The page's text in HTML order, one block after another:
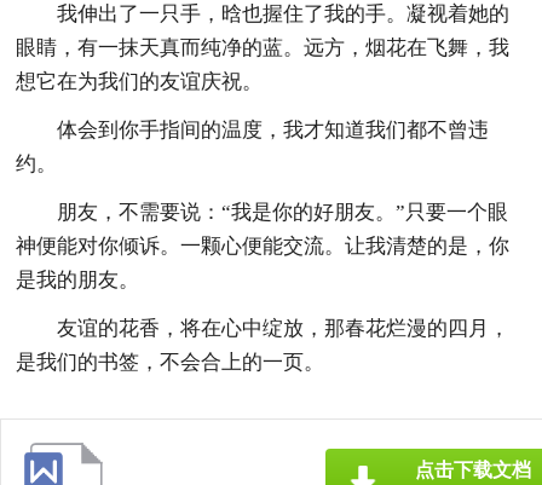
我伸出了一只手，晗也握住了我的手。凝视着她的
眼睛，有一抹天真而纯净的蓝。远方，烟花在飞舞，我
想它在为我们的友谊庆祝。
体会到你手指间的温度，我才知道我们都不曾违
约。
朋友，不需要说：“我是你的好朋友。”只要一个眼
神便能对你倾诉。一颗心便能交流。让我清楚的是，你
是我的朋友。
友谊的花香，将在心中绽放，那春花烂漫的四月，
是我们的书签，不会合上的一页。
点击下载文档